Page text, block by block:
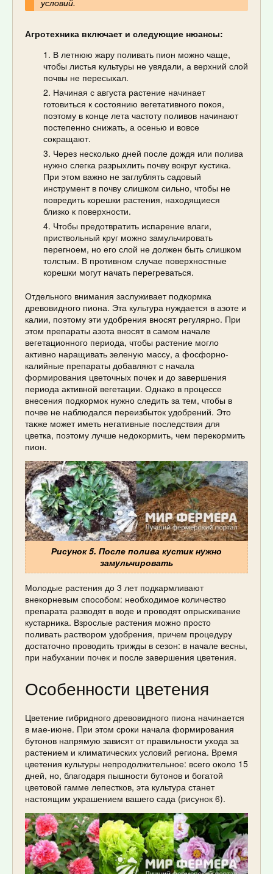
Агротехника включает и следующие нюансы:
В летнюю жару поливать пион можно чаще,
чтобы листья культуры не увядали, а верхний слой
почвы не пересыхал.
Начиная с августа растение начинает
готовиться к состоянию вегетативного покоя,
поэтому в конце лета частоту поливов начинают
постепенно снижать, а осенью и вовсе
сокращают.
Через несколько дней после дождя или полива
нужно слегка разрыхлить почву вокруг кустика.
При этом важно не заглублять садовый
инструмент в почву слишком сильно, чтобы не
повредить корешки растения, находящиеся
близко к поверхности.
Чтобы предотвратить испарение влаги,
приствольный круг можно замульчировать
перегноем, но его слой не должен быть слишком
толстым. В противном случае поверхностные
корешки могут начать перегреваться.
Отдельного внимания заслуживает подкормка
древовидного пиона. Эта культура нуждается в азоте и
калии, поэтому эти удобрения вносят регулярно. При
этом препараты азота вносят в самом начале
вегетационного периода, чтобы растение могло
активно наращивать зеленую массу, а фосфорно-
калийные препараты добавляют с начала
формирования цветочных почек и до завершения
периода активной вегетации. Однако в процессе
внесения подкормок нужно следить за тем, чтобы в
почве не наблюдался переизбыток удобрений. Это
также может иметь негативные последствия для
цветка, поэтому лучше недокормить, чем перекормить
пион.
Рисунок 5. После полива кустик нужно
замульчировать
Молодые растения до 3 лет подкармливают
внекорневым способом: необходимое количество
препарата разводят в воде и проводят опрыскивание
кустарника. Взрослые растения можно просто
поливать раствором удобрения, причем процедуру
достаточно проводить трижды в сезон: в начале весны,
при набухании почек и после завершения цветения.
Особенности цветения
Цветение гибридного древовидного пиона начинается
в мае-июне. При этом сроки начала формирования
бутонов напрямую зависят от правильности ухода за
растением и климатических условий региона. Время
цветения культуры непродолжительное: всего около 15
дней, но, благодаря пышности бутонов и богатой
цветовой гамме лепестков, эта культура станет
настоящим украшением вашего сада (рисунок 6).